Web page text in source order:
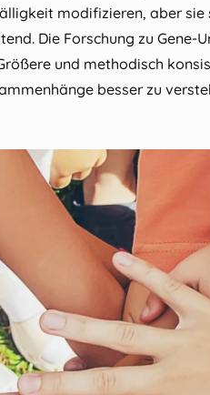
modifizieren, aber
Die Forschung zu
und methodisch
besser zu